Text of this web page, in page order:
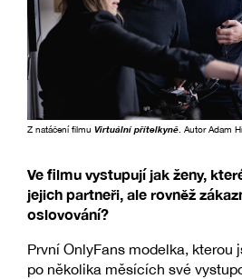
Z natáčení filmu Virtuální přítelkyně . Autor Adam
Ve filmu vystupují jak ženy,
jejich partneři, ale rovněž
oslovování?
První OnlyFans modelka, kterou
po několika měsících své